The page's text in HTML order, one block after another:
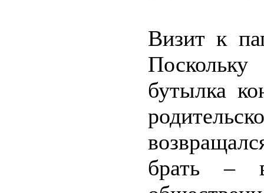
Визит к
бутылка
брать –